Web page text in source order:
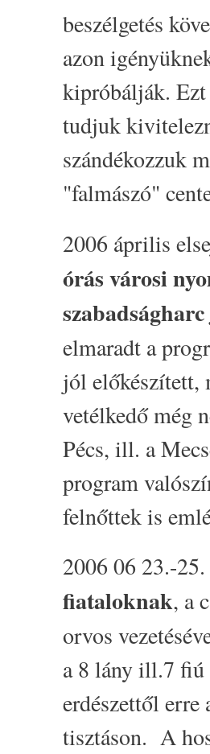
beszélgetés
azon
kipróbálják. Ezt
tudjuk
szándékozzuk
"falmászó"
2006 április
órás városi
elmaradt a
jól előkészített,
vetélkedő még
Pécs, ill. a
program
felnőttek is
2006 06 23.-
fiataloknak, a
orvos
a 8 lány ill.7 fiú
erdészettől erre
tisztáson. A